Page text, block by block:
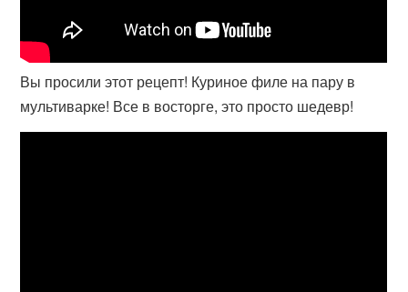
Вы просили этот рецепт! Куриное филе на пару в
мультиварке! Все в восторге, это просто шедевр!